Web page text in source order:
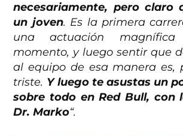
necesariamente, pero claro
un joven. Es la primera
una actuación
momento, y luego sentir que
al equipo de esa manera es,
triste. Y luego te asustas un
sobre todo en Red Bull, con
Dr. Marko“.